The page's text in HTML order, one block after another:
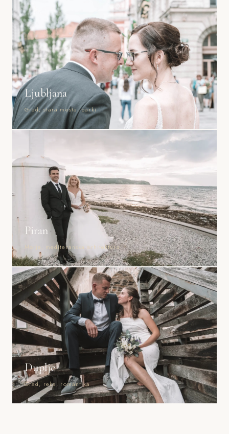
Ljubljana
Grad, stara mesta, parki
Piran
Morje, mediteranska arhitektura
Duplje
Grad, reka, romantika